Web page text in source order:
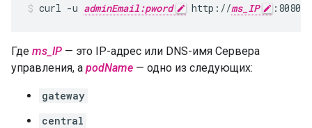
curl -u adminEmail:pword http://ms_IP :8080/
Где ms_IP — это IP-адрес или DNS-имя Сервера
управления, а podName — одно из следующих:
gateway
central